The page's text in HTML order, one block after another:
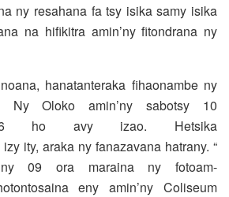
ny resahana fa tsy isika samy isika
na hifikitra amin’ny fitondrana ny
hanatanteraka fihaonambe ny
Ny Oloko amin’ny sabotsy 10
ho avy izao. Hetsika
ity, araka ny fanazavana hatrany. “
09 ora maraina ny fotoam-
eny amin’ny Coliseum